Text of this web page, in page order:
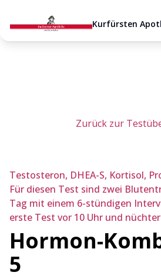
Kurfürsten
Zurück zur
Testosteron, DHEA-S, Kortisol,
Für diesen Test sind zwei
Tag mit einem 6-stündigen
erste Test vor 10 Uhr und
Hormon-
5